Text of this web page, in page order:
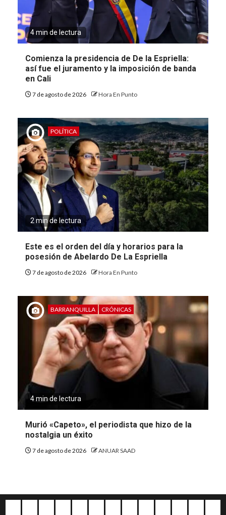
4 min de lectura
Comienza la presidencia de De la Espriella:
así fue el juramento y la imposición de banda
en Cali
7 de agosto de 2026 Hora En Punto
POLÍTICA
2 min de lectura
Este es el orden del día y horarios para la
posesión de Abelardo De La Espriella
7 de agosto de 2026 Hora En Punto
BARRANQUILLA CRÓNICAS
4 min de lectura
Murió «Capeto», el periodista que hizo de la
nostalgia un éxito
7 de agosto de 2026 ANUAR SAAD